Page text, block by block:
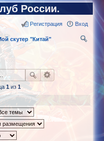
России.
Вход
Регистрация
скутер "Китай"
1из 1